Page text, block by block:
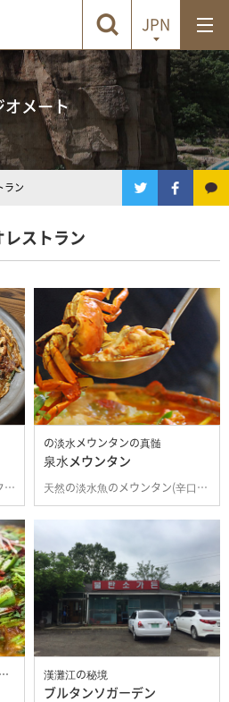
JPN
オメート
ラン
レストラン
どんぐり·水/ビービーム·マックッス,どんぐりのビンデトク,ゆで肉
の淡水メウンタンの真髄
泉水メウンタン
天然の淡水魚のメウンタン(辛口鍋),すいとんの追加
才人滝美味しい店、天然産淡水のメウンタン 漢灘江の秘境
ブルタンソガーデン